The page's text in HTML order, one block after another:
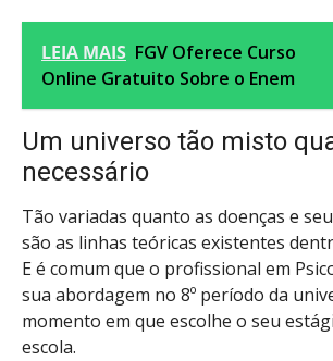
LEIA MAIS FGV Oferece Curso
Online Gratuito Sobre o Enem
Um universo tão misto
necessário
Tão variadas quanto as doenças e
são as linhas teóricas existentes
E é comum que o profissional em
sua abordagem no 8º período da
momento em que escolhe o seu
escola.